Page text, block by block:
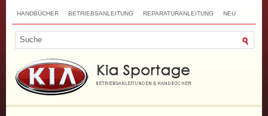
HANDBÜCHER BETRIEBSANLEITUNG REPARATURANLEITUNG NEU